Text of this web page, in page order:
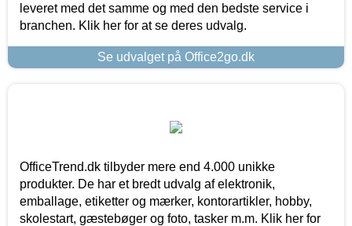
leveret med det samme og med den bedste service i
branchen. Klik her for at se deres udvalg.
Se udvalget på Office2go.dk
OfficeTrend.dk tilbyder mere end 4.000 unikke
produkter. De har et bredt udvalg af elektronik,
emballage, etiketter og mærker, kontorartikler, hobby,
skolestart, gæstebøger og foto, tasker m.m. Klik her for